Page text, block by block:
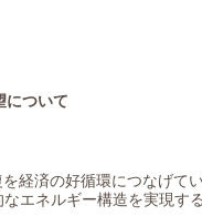
について
経済の好循環につなげ
エネルギー構造を実現す